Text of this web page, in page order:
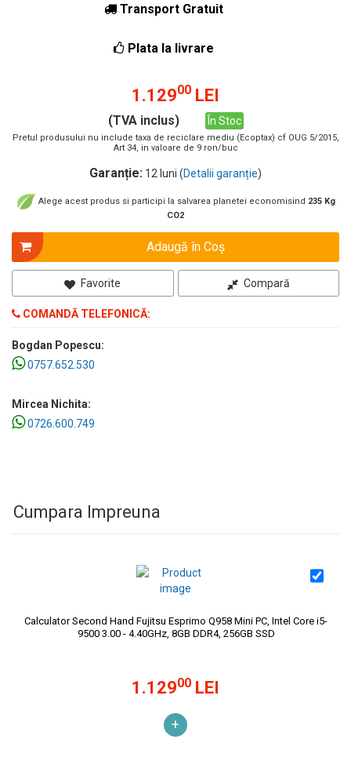
Transport Gratuit
Plata la livrare
1.12900 LEI
(TVA inclus) În Stoc
Pretul produsului nu include taxa de reciclare mediu (Ecoptax) cf OUG 5/2015,
Art 34, in valoare de 9 ron/buc
Garanție: 12 luni (Detalii garanție)
Alege acest produs si participi la salvarea planetei economisind 235 Kg
CO2
Adaugă în Coş
Favorite Compară
COMANDĂ TELEFONICĂ:
Bogdan Popescu:
0757.652.530
Mircea Nichita:
0726.600.749
Cumpara Impreuna
Calculator Second Hand Fujitsu Esprimo Q958 Mini PC, Intel Core i5-
9500 3.00 - 4.40GHz, 8GB DDR4, 256GB SSD
1.12900 LEI
+